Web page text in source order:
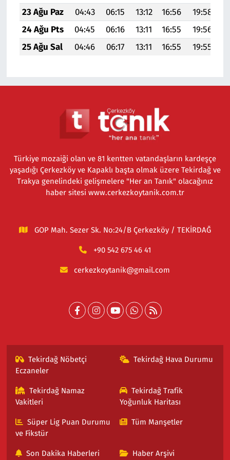
23 Ağu Paz
04:43 06:15 13:12 16:56 19:58
24 Ağu Pts
04:45 06:16 13:11 16:55 19:56
25 Ağu Sal
04:46 06:17 13:11 16:55 19:55
Türkiye mozaiği olan ve 81 kentten vatandaşların kardeşçe
yaşadığı Çerkezköy ve Kapaklı başta olmak üzere Tekirdağ ve
Trakya genelindeki gelişmelere "Her an Tanık" olacağınız
haber sitesi www.cerkezkoytanik.com.tr
GOP Mah. Sezer Sk. No:24/B Çerkezköy / TEKİRDAĞ
+90 542 675 46 41
cerkezkoytanik@gmail.com
Tekirdağ Nöbetçi
Eczaneler
Tekirdağ Hava Durumu
Tekirdağ Namaz
Vakitleri
Tekirdağ Trafik
Yoğunluk Haritası
Süper Lig Puan Durumu
ve Fikstür
Tüm Manşetler
Son Dakika Haberleri Haber Arşivi